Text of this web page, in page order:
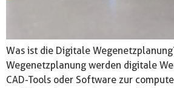
Was ist die Digitale
Wegenetzplanung werden digitale
CAD-Tools oder Software zur